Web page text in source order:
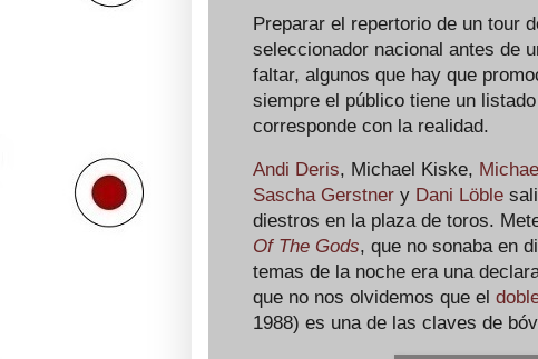
Preparar el repertorio de un tour
seleccionador nacional antes de
faltar, algunos que hay que
siempre el público tiene un
corresponde con la realidad.
Andi Deris, Michael Kiske,
Sascha Gerstner y Dani Löble
diestros en la plaza de toros.
Of The Gods, que no sonaba en
temas de la noche era una
que no nos olvidemos que el
1988) es una de las claves de